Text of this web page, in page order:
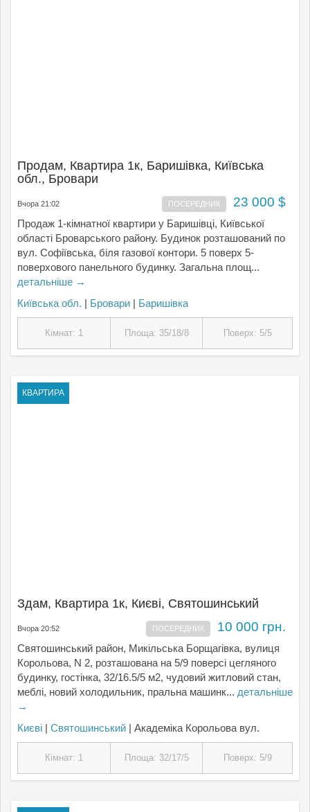
Продам, Квартира 1к, Баришівка, Київська
обл., Бровари
Вчора 21:02 ПОСЕРЕДНИК 23 000 $
Продаж 1-кімнатної квартири у Баришівці, Київської
області Броварського району. Будинок розташований по
вул. Софіївська, біля газової контори. 5 поверх 5-
поверхового панельного будинку. Загальна площ...
детальніше →
Київська обл. | Бровари | Баришівка
Кімнат: 1 Площа: 35/18/8 Поверх: 5/5
КВАРТИРА
Здам, Квартира 1к, Києвi, Святошинський
Вчора 20:52 ПОСЕРЕДНИК 10 000 грн.
Святошинський район, Микільська Борщагівка, вулиця
Корольова, N 2, розташована на 5/9 поверсі цегляного
будинку, гостінка, 32/16.5/5 м2, чудовий житловий стан,
меблі, новий холодильник, пральна машинк... детальніше
→
Києвi | Святошинський | Академіка Корольова вул.
Кімнат: 1 Площа: 32/17/5 Поверх: 5/9